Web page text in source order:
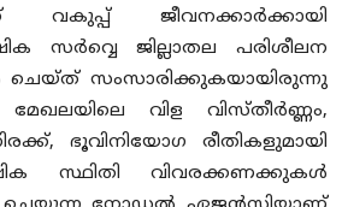
വകുപ്പ് ജീവനക്കാര്‍ക്കായി
സര്‍വ്വെ ജില്ലാതല പരിശീലന
ചെയ്ത് സംസാരിക്കുകയായിരുന്നു
വിള വിസ്തീര്‍ണ്ണം,
ഭൂവിനിയോഗ രീതികളുമായി
സ്ഥിതി വിവരക്കണക്കുകള്‍